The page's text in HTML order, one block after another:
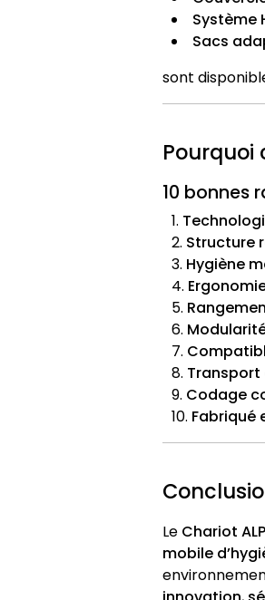
Système
Sacs
sont
Pourquoi
10 bonnes
Structure
Hygiène
Transport
Codage
Fabriqué
Le Chariot
mobile